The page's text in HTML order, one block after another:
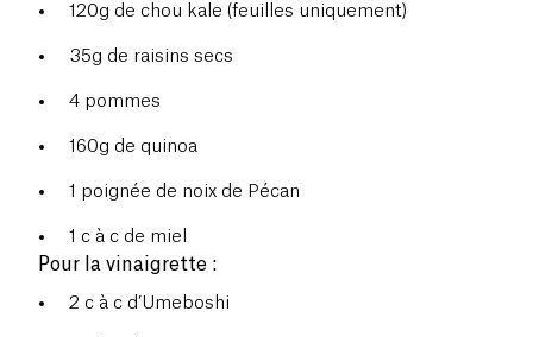
120g de chou kale (feuilles uniquement)
35g de raisins secs
4 pommes
160g de quinoa
1 poignée de noix de Pécan
1 c à c de miel
Pour la vinaigrette :
2 c à c d’Umeboshi